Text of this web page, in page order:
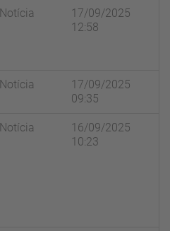
Notícia
17/09/2025
12:58
Notícia
17/09/2025
09:35
Notícia
16/09/2025
10:23